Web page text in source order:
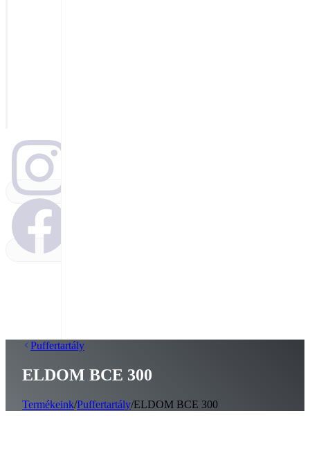
Puffertartály
ELDOM BCE 300
Termékeink/Puffertartály/ELDOM BCE 300